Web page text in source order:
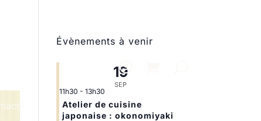
Évènements à venir
19
SEP
11h30 - 13h30
Atelier de cuisine
japonaise : okonomiyaki